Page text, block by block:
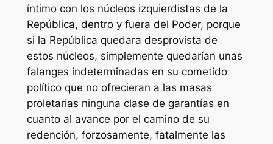
íntimo con los núcleos izquierdistas de la
República, dentro y fuera del Poder, porque
si la República quedara desprovista de
estos núcleos, simplemente quedarían unas
falanges indeterminadas en su cometido
político que no ofrecieran a las masas
proletarias ninguna clase de garantías en
cuanto al avance por el camino de su
redención, forzosamente, fatalmente las